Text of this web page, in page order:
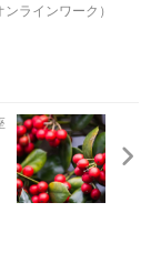
ラインワーク）